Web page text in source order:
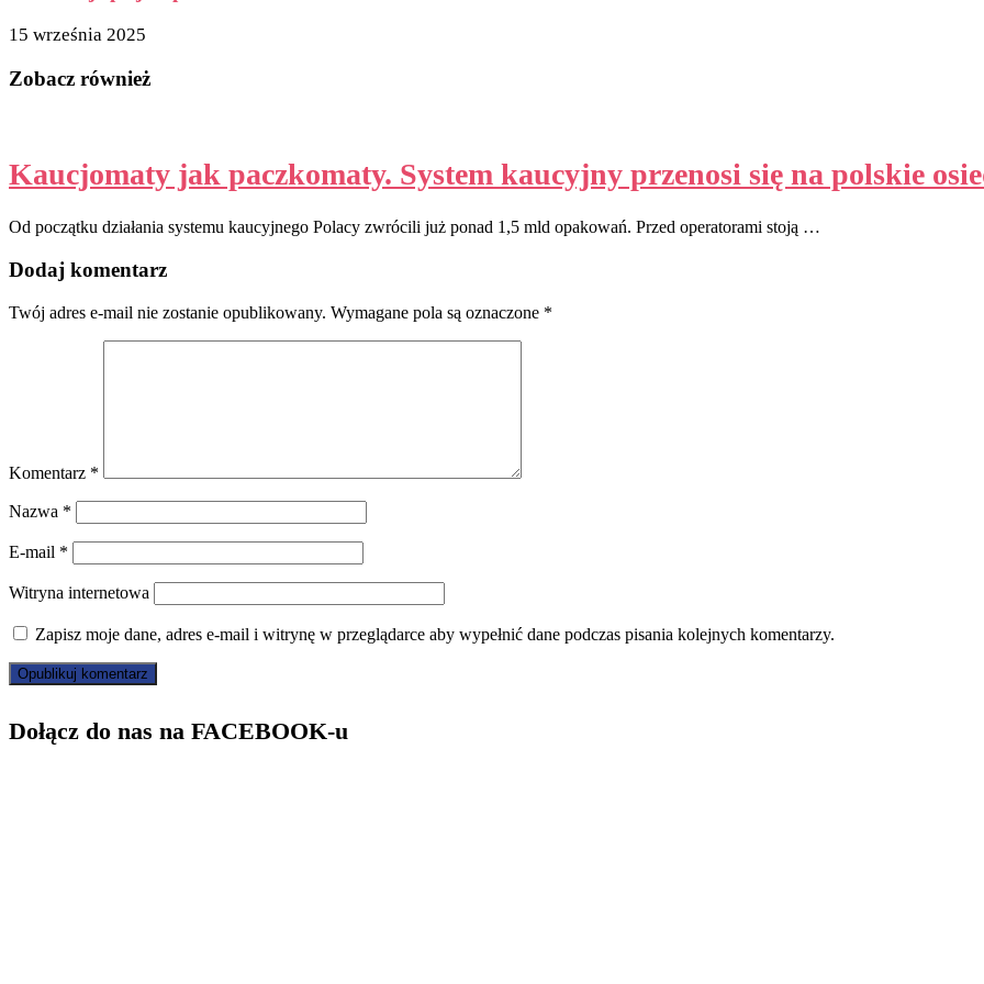
15 września 2025
Zobacz również
Kaucjomaty jak paczkomaty. System kaucyjny przenosi się na polskie
Od początku działania systemu kaucyjnego Polacy zwrócili już ponad 1,5 mld opakowań. Przed operatorami stoją …
Dodaj komentarz
Twój adres e-mail nie zostanie opublikowany. Wymagane pola są oznaczone *
Komentarz *
Nazwa *
E-mail *
Witryna internetowa
Zapisz moje dane, adres e-mail i witrynę w przeglądarce aby wypełnić dane podczas pisania kolejnych komentarzy.
Dołącz do nas na FACEBOOK-u